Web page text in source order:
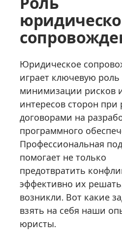
Юридическое
играет ключевую роль
минимизации рисков
интересов сторон при
договорами на
программного
Профессиональная
помогает не только
предотвратить
эффективно их
возникли. Вот какие
взять на себя наши
юристы.